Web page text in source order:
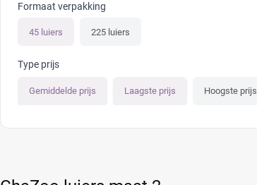
Formaat verpakking
45 luiers 225 luiers
Type prijs
Gemiddelde prijs Laagste prijs Hoogste prijs